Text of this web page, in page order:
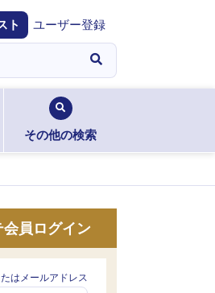
ト ユーザー登録
その他の検索
会員ログイン
はメールアドレス